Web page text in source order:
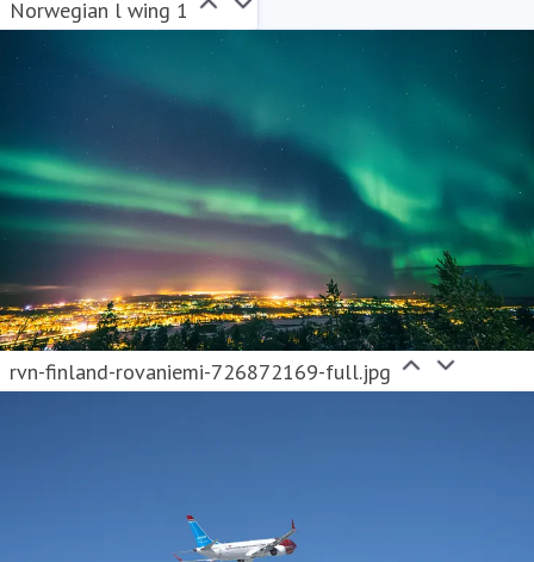
Norwegian l wing 1
rvn-finland-rovaniemi-726872169-full.jpg